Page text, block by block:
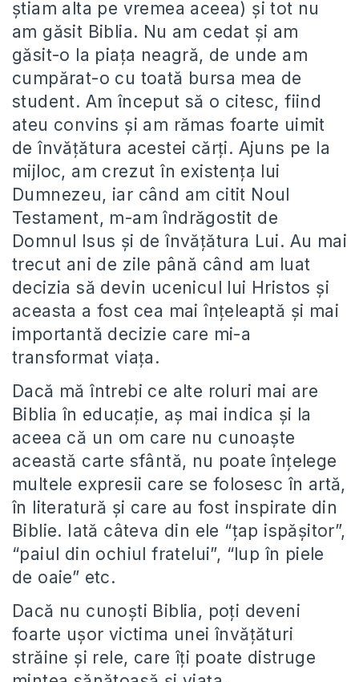
știam alta pe vremea aceea) și tot nu
am găsit Biblia. Nu am cedat și am
găsit-o la piața neagră, de unde am
cumpărat-o cu toată bursa mea de
student. Am început să o citesc, fiind
ateu convins și am rămas foarte uimit
de învățătura acestei cărți. Ajuns pe la
mijloc, am crezut în existența lui
Dumnezeu, iar când am citit Noul
Testament, m-am îndrăgostit de
Domnul Isus și de învățătura Lui. Au mai
trecut ani de zile până când am luat
decizia să devin ucenicul lui Hristos și
aceasta a fost cea mai înțeleaptă și mai
importantă decizie care mi-a
transformat viața.
Dacă mă întrebi ce alte roluri mai are
Biblia în educație, aș mai indica și la
aceea că un om care nu cunoaște
această carte sfântă, nu poate înțelege
multele expresii care se folosesc în artă,
în literatură și care au fost inspirate din
Biblie. Iată câteva din ele “țap ispășitor”,
“paiul din ochiul fratelui”, “lup în piele
de oaie” etc.
Dacă nu cunoști Biblia, poți deveni
foarte ușor victima unei învățături
străine și rele, care îți poate distruge